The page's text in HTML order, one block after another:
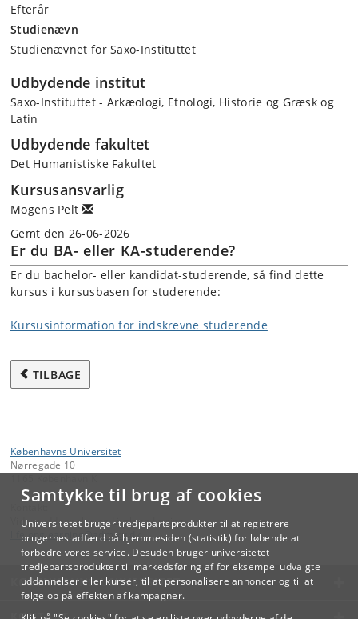
Samtykke til brug af cookies
Universitetet bruger tredjepartsprodukter til at registrere
brugernes adfærd på hjemmesiden (statistik) for løbende at
forbedre vores service. Desuden bruger universitetet
tredjepartsprodukter til markedsføring af for eksempel udvalgte
uddannelser eller kurser, til at personalisere annoncer og til at
følge op på effekten af kampagner.
Efterår
Studienævn
Studienævnet for Saxo-Instituttet
Udbydende institut
Saxo-Instituttet - Arkæologi, Etnologi, Historie og Græsk og
Latin
Udbydende fakultet
Det Humanistiske Fakultet
Kursusansvarlig
Mogens Pelt
Gemt den 26-06-2026
Er du BA- eller KA-studerende?
Er du bachelor- eller kandidat-studerende, så find dette
kursus i kursusbasen for studerende:
Kursusinformation for indskrevne studerende
TILBAGE
Københavns Universitet
Nørregade 10
Videreuddannelse og Livslang Læring
lifelonglearning@adm.ku.dk
KØBENHAVNS UNIVERSITET